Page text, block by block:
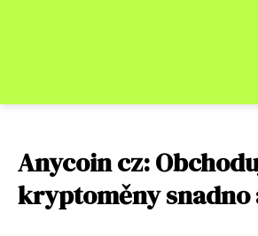
Anycoin cz:
kryptoměny snadno